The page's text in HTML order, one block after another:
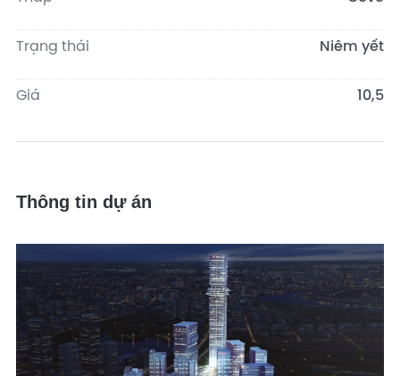
Trạng thái Niêm yết
Giá 10,5
Thông tin dự án